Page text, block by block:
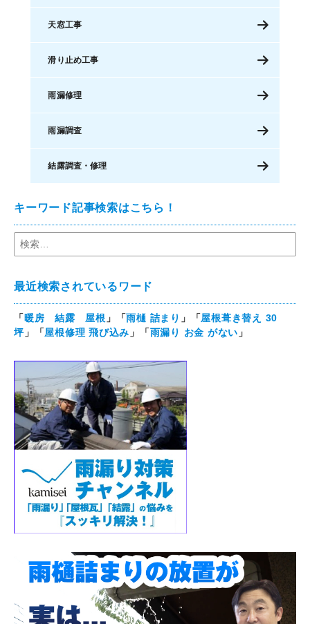
天窓工事
滑り止め工事
雨漏修理
雨漏調査
結露調査・修理
キーワード記事検索はこちら！
最近検索されているワード
「暖房 結露 屋根 」「雨樋 詰まり 」「屋根葺き替え 30
坪」「屋根修理 飛び込み 」「雨漏り お金 がない 」